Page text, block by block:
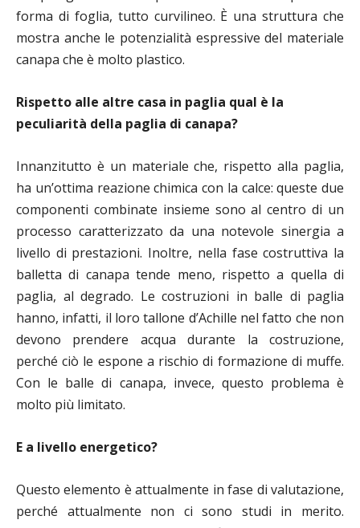
forma di foglia, tutto curvilineo. È una struttura che
mostra anche le potenzialità espressive del materiale
canapa che è molto plastico.
Rispetto alle altre casa in paglia qual è la
peculiarità della paglia di canapa?
Innanzitutto è un materiale che, rispetto alla paglia,
ha un’ottima reazione chimica con la calce: queste due
componenti combinate insieme sono al centro di un
processo caratterizzato da una notevole sinergia a
livello di prestazioni. Inoltre, nella fase costruttiva la
balletta di canapa tende meno, rispetto a quella di
paglia, al degrado. Le costruzioni in balle di paglia
hanno, infatti, il loro tallone d’Achille nel fatto che non
devono prendere acqua durante la costruzione,
perché ciò le espone a rischio di formazione di muffe.
Con le balle di canapa, invece, questo problema è
molto più limitato.
E a livello energetico?
Questo elemento è attualmente in fase di valutazione,
perché attualmente non ci sono studi in merito.